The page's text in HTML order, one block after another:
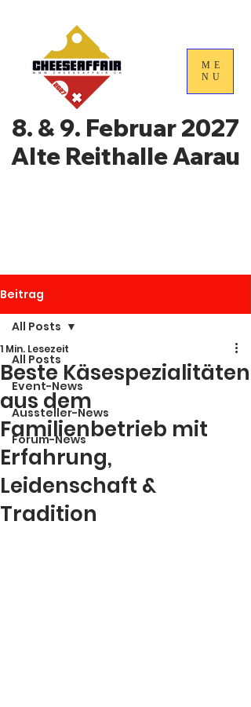
ME
NU
8. & 9. Februar 2027
Alte Reithalle Aarau
Beitrag
All Posts
Event-News
Aussteller-News
Forum-News
All Posts
Beste Käsespezialitäten
aus dem
Familienbetrieb mit
Erfahrung,
Leidenschaft &
Tradition
1 Min. Lesezeit